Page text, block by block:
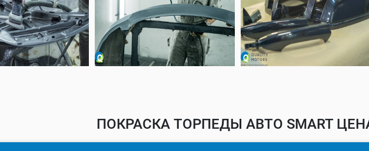
ПОКРАСКА ТОРПЕДЫ АВТО SMART